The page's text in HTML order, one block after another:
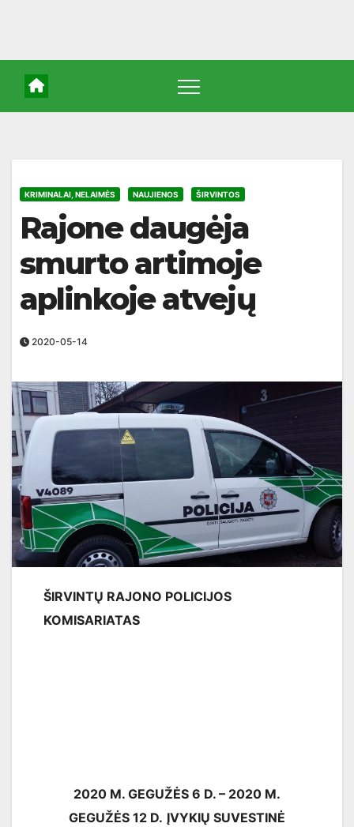
KRIMINALAI, NELAIMĖS NAUJIENOS ŠIRVINTOS
Rajone daugėja
smurto artimoje
aplinkoje atvejų
2020-05-14
ŠIRVINTŲ RAJONO POLICIJOS
KOMISARIATAS
2020 M. GEGUŽĖS 6 D. – 2020 M.
GEGUŽĖS 12 D. ĮVYKIŲ SUVESTINĖ